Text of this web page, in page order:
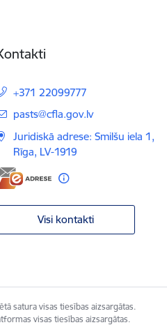
+371 22099777
E-pasts:
pasts@cfla.gov.lv
Juridiskā adrese: Smilšu iela 1,
Rīga, LV-1919
Visi kontakti
satura visas tiesības aizsargātas.
visas tiesības aizsargātas.